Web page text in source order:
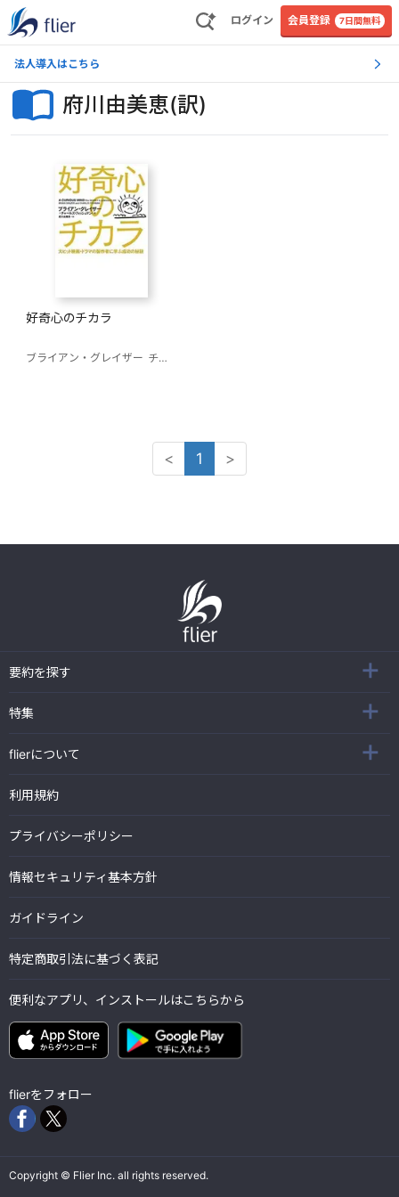
ログイン 会員登録 7日間無料
法人導入はこちら
府川由美恵(訳)
好奇心のチカラ
ブライアン・グレイザー チャールズ・ フィッシュマン
< 1 >
要約を探す
特集
flierについて
利用規約
プライバシーポリシー
情報セキュリティ基本方針
ガイドライン
特定商取引法に基づく表記
便利なアプリ、インストールはこちらから
flierをフォロー
Copyright © Flier Inc. all rights reserved.